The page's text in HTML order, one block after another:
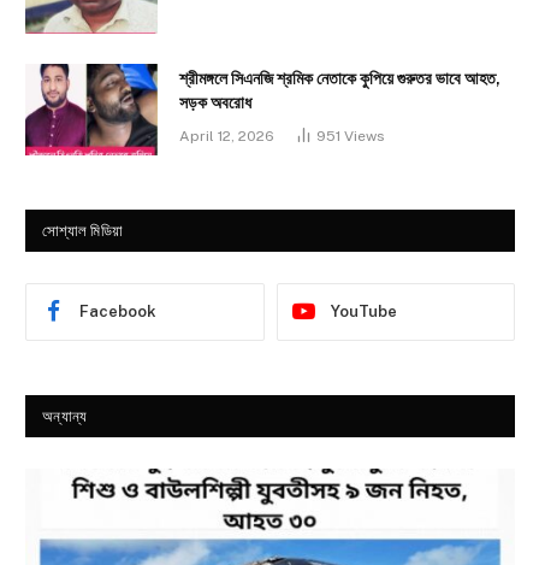
শ্রীমঙ্গলে সিএনজি শ্রমিক নেতাকে কুপিয়ে গুরুতর ভাবে আহত,
সড়ক অবরোধ
April 12, 2026 951 Views
সোশ্যাল মিডিয়া
Facebook YouTube
অন্যান্য